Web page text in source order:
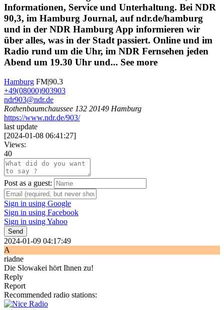
Informationen, Service und Unterhaltung. Bei NDR
90,3, im Hamburg Journal, auf ndr.de/hamburg
und in der NDR Hamburg App informieren wir
über alles, was in der Stadt passiert. Online und im
Radio rund um die Uhr, im NDR Fernsehen jeden
Abend um 19.30 Uhr und... See more
Hamburg FM|90.3
+49(08000)903903
ndr903@ndr.de
Rothenbaumchaussee 132 20149 Hamburg
https://www.ndr.de/903/
last update
[2024-01-08 06:41:27]
Views:
40
Post as a guest:
Sign in using Google
Sign in using Facebook
Sign in using Yahoo
Send
2024-01-09 04:17:49
A
riadne
Die Slowakei hört Ihnen zu!
Reply
Report
Recommended radio stations: